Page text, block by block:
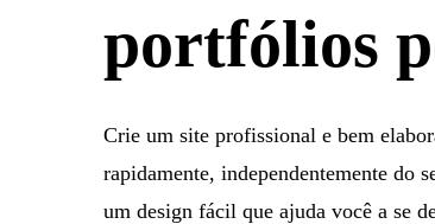
portfólios
Crie um site profissional e bem
rapidamente, independentemente do
um design fácil que ajuda você a se